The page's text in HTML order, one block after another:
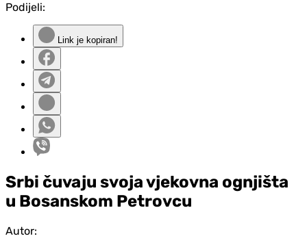
Podijeli:
Link je kopiran!
Srbi čuvaju svoja vjekovna ognjišta
u Bosanskom Petrovcu
Autor: